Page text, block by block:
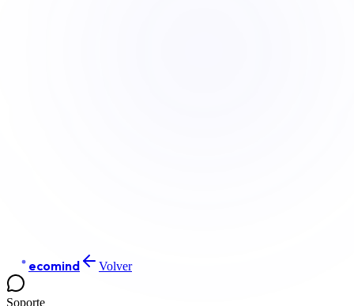
e ecomind Volver
Soporte